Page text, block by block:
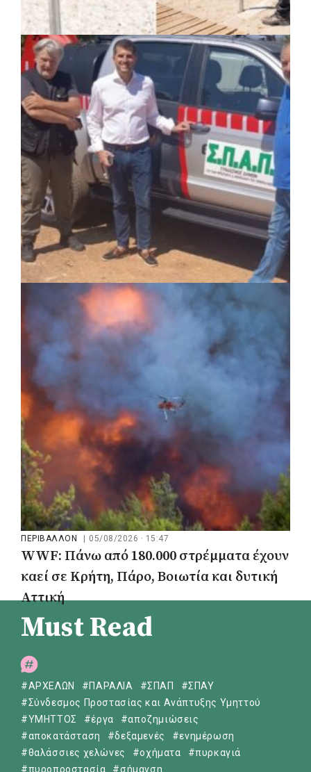
ΚΟΙΝΩΝΙΑ | 07/08/2026 · 14:50
Δήμος Σαρωνικού και ΑΡΧΕΛΩΝ
ενημερώνουν τους λουόμενους για τη
συνύπαρξη με τις θαλάσσιες χελώνες
05/08/2026 · 16:05
ΣΠΑΠ: Νέα οχήματα πυροπροστασίας σε
Γαλάτσι, Μαρούσι και Λυκόβρυση –
Πεύκη
ΠΕΡΙΒΑΛΛΟΝ 05/08/2026 · 15:47
WWF: Πάνω από 180.000 στρέμματα έχουν
καεί σε Κρήτη, Πάρο, Βοιωτία και δυτική
Αττική
Must Read
#ΑΡΧΕΛΩΝ #ΠΑΡΑΛΙΑ #ΣΠΑΠ
#ΣΠΑΥ
#Σύνδεσμος Προστασίας και Ανάπτυξης Υμηττού
#ΥΜΗΤΤΟΣ
#έργα
#αποζημιώσεις
#αποκατάσταση
#δεξαμενές
#ενημέρωση
#θαλάσσιες χελώνες
#οχήματα
#πυρκαγιά
#πυροπροστασία
#σήμανση